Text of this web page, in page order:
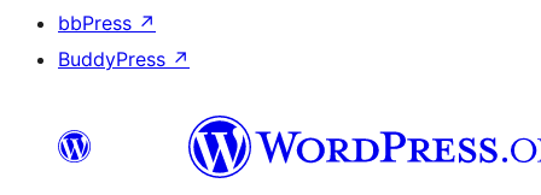
bbPress ↗
BuddyPress ↗